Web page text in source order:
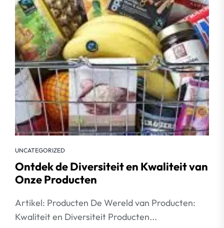
UNCATEGORIZED
Ontdek de Diversiteit en Kwaliteit van
Onze Producten
Artikel: Producten De Wereld van Producten:
Kwaliteit en Diversiteit Producten...